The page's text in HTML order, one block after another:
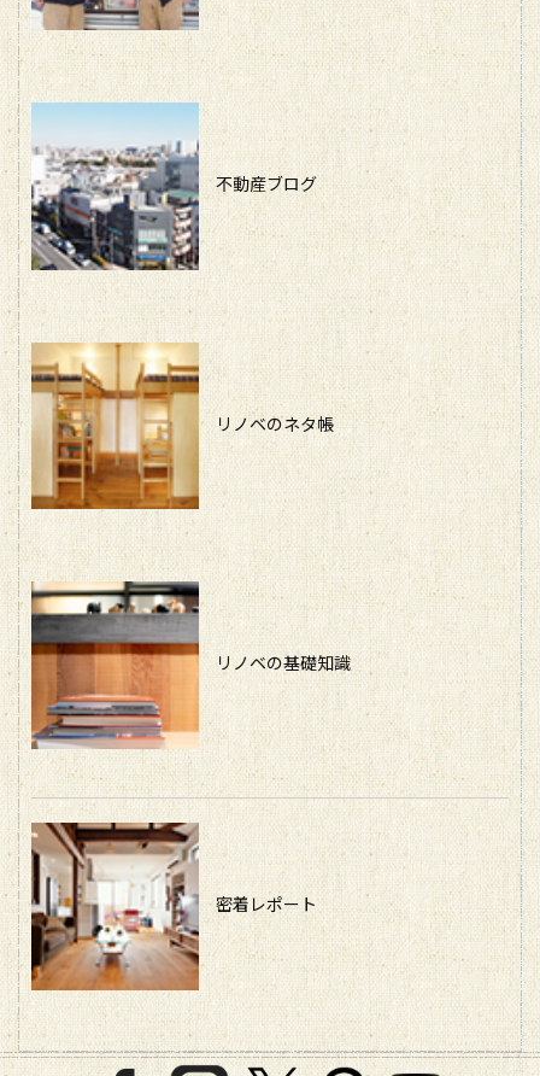
不動産ブログ
リノベのネタ帳
リノベの基礎知識
密着レポート